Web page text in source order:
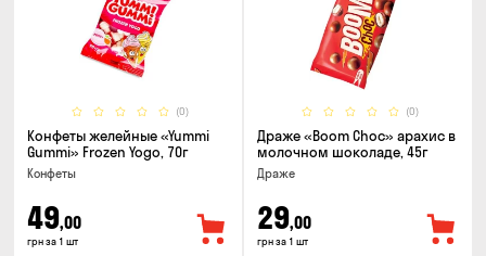
(0)
Конфеты желейные «Yummi
Gummi» Frozen Yogo, 70г
Конфеты
49,00
грн за 1 шт
(0)
Драже «Boom Choc» арахис в
молочном шоколаде, 45г
Драже
29,00
грн за 1 шт